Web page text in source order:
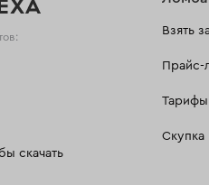
Взять
Прайс-
Тарифы
Скупка
скачать